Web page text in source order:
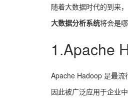
随着大数据时代的到来
大数据分析系统将会是
1.Apache
Apache Hadoop 是最流
因此被广泛应用于企业中